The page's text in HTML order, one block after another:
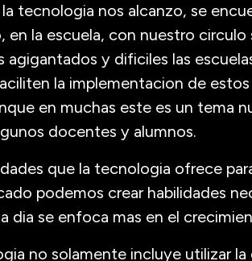
la tecnologia nos alcanzo, se
en la escuela, con nuestro
agigantados y dificiles las
la implementacion de
en muchas este es un tema
docentes y alumnos.
que la tecnologia ofrece
podemos crear habilidades
dia se enfoca mas en el
no solamente incluye utilizar